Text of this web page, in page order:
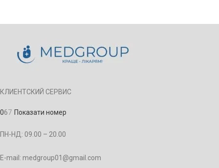
КЛИЕНТСКИЙ СЕРВИС
067 Показати номер
ПН-НД: 09.00 – 20.00
E-mail: medgroup01@gmail.com